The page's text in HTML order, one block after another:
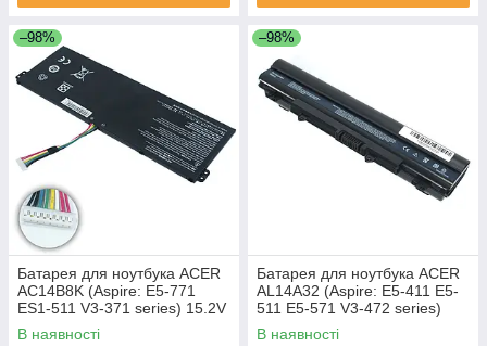
–98%
Батарея для ноутбука ACER
AC14B8K (Aspire: E5-771
ES1-511 V3-371 series) 15.2V
2200mAh Чорний
В наявності
–98%
Батарея для ноутбука ACER
AL14A32 (Aspire: E5-411 E5-
511 E5-571 V3-472 series)
11.1V 5200mAh Чорний
В наявності